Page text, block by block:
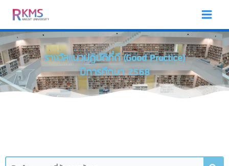
content
รางวัลแนวปฏิบัติที่ดี (Good Practice)
ปีการศึกษา 2568